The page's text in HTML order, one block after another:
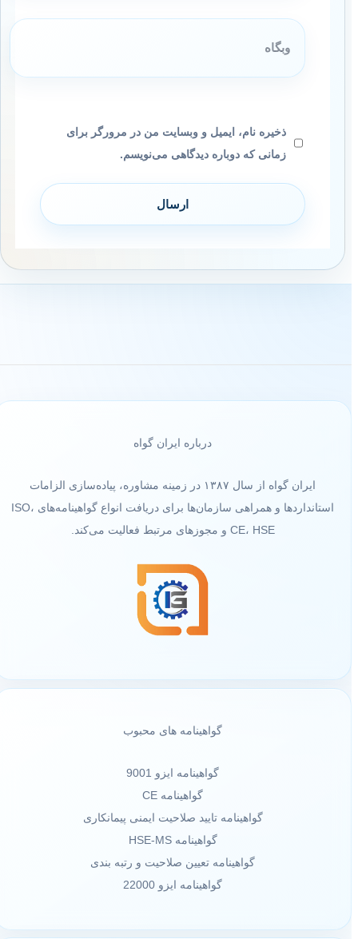
وبگاه
ذخیره نام، ایمیل و وبسایت من در مرورگر برای
زمانی که دوباره دیدگاهی می‌نویسم.
درباره ایران گواه
ایران گواه از سال ۱۳۸۷ در زمینه مشاوره، پیاده‌سازی الزامات
استانداردها و همراهی سازمان‌ها برای دریافت انواع گواهینامه‌های ISO،
CE، HSE و مجوزهای مرتبط فعالیت می‌کند.
گواهینامه های محبوب
گواهینامه ایزو 9001
گواهینامه CE
گواهینامه تایید صلاحیت ایمنی پیمانکاری
گواهینامه HSE-MS
گواهینامه تعیین صلاحیت و رتبه بندی
گواهینامه ایزو 22000